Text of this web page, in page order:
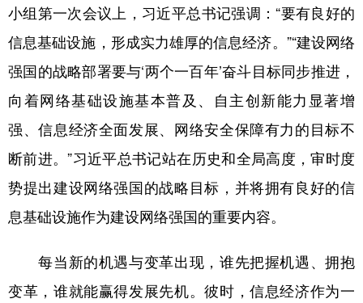
小组第一次会议上，习近平总书记强调：“要有良好的
信息基础设施，形成实力雄厚的信息经济。”“建设网络
强国的战略部署要与‘两个一百年’奋斗目标同步推进，
向着网络基础设施基本普及、自主创新能力显著增
强、信息经济全面发展、网络安全保障有力的目标不
断前进。”习近平总书记站在历史和全局高度，审时度
势提出建设网络强国的战略目标，并将拥有良好的信
息基础设施作为建设网络强国的重要内容。
每当新的机遇与变革出现，谁先把握机遇、拥抱
变革，谁就能赢得发展先机。彼时，信息经济作为一